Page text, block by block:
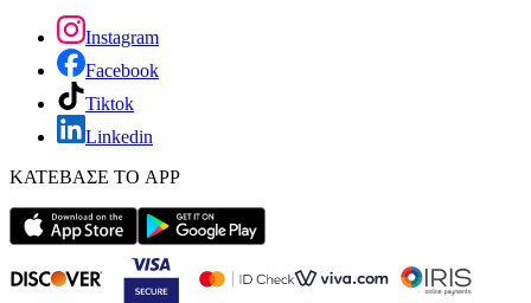
Instagram
Facebook
Tiktok
Linkedin
ΚΑΤΕΒΑΣΕ ΤΟ APP